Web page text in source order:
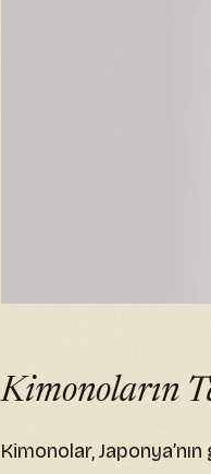
Kimonoların
Kimonolar,